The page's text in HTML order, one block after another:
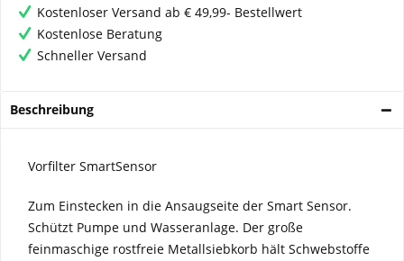
Kostenloser Versand ab € 49,99- Bestellwert
Kostenlose Beratung
Schneller Versand
Beschreibung
Vorfilter SmartSensor
Zum Einstecken in die Ansaugseite der Smart Sensor.
Schützt Pumpe und Wasseranlage. Der große
feinmaschige rostfreie Metallsiebkorb hält Schwebstoffe